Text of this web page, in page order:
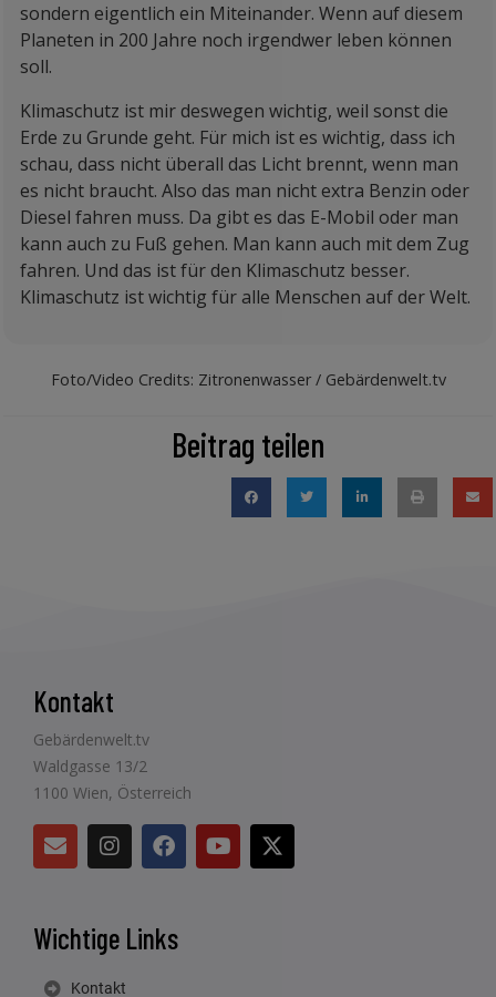
sondern eigentlich ein Miteinander. Wenn auf diesem
Planeten in 200 Jahre noch irgendwer leben können
soll.
Klimaschutz ist mir deswegen wichtig, weil sonst die
Erde zu Grunde geht. Für mich ist es wichtig, dass ich
schau, dass nicht überall das Licht brennt, wenn man
es nicht braucht. Also das man nicht extra Benzin oder
Diesel fahren muss. Da gibt es das E-Mobil oder man
kann auch zu Fuß gehen. Man kann auch mit dem Zug
fahren. Und das ist für den Klimaschutz besser.
Klimaschutz ist wichtig für alle Menschen auf der Welt.
Foto/Video Credits: Zitronenwasser / Gebärdenwelt.tv
Beitrag teilen
Kontakt
Gebärdenwelt.tv
Waldgasse 13/2
1100 Wien, Österreich
Wichtige Links
Kontakt